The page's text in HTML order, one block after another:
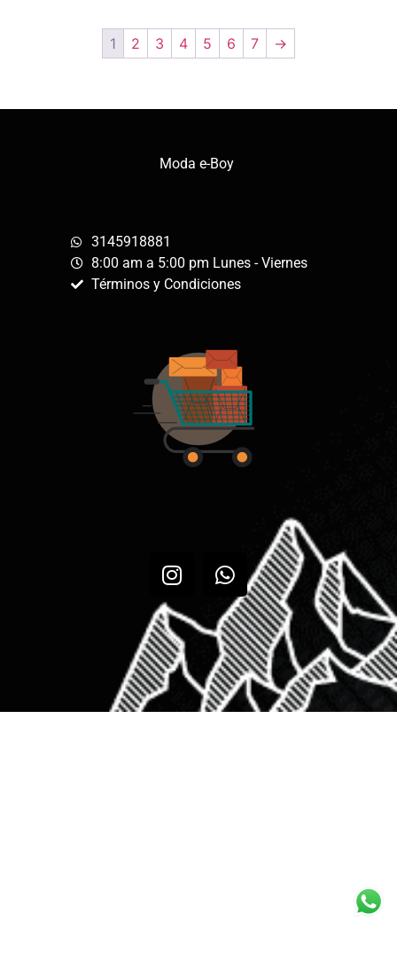
1 2 3 4 5 6 7 →
Moda e-Boy
3145918881
8:00 am a 5:00 pm Lunes - Viernes
Términos y Condiciones